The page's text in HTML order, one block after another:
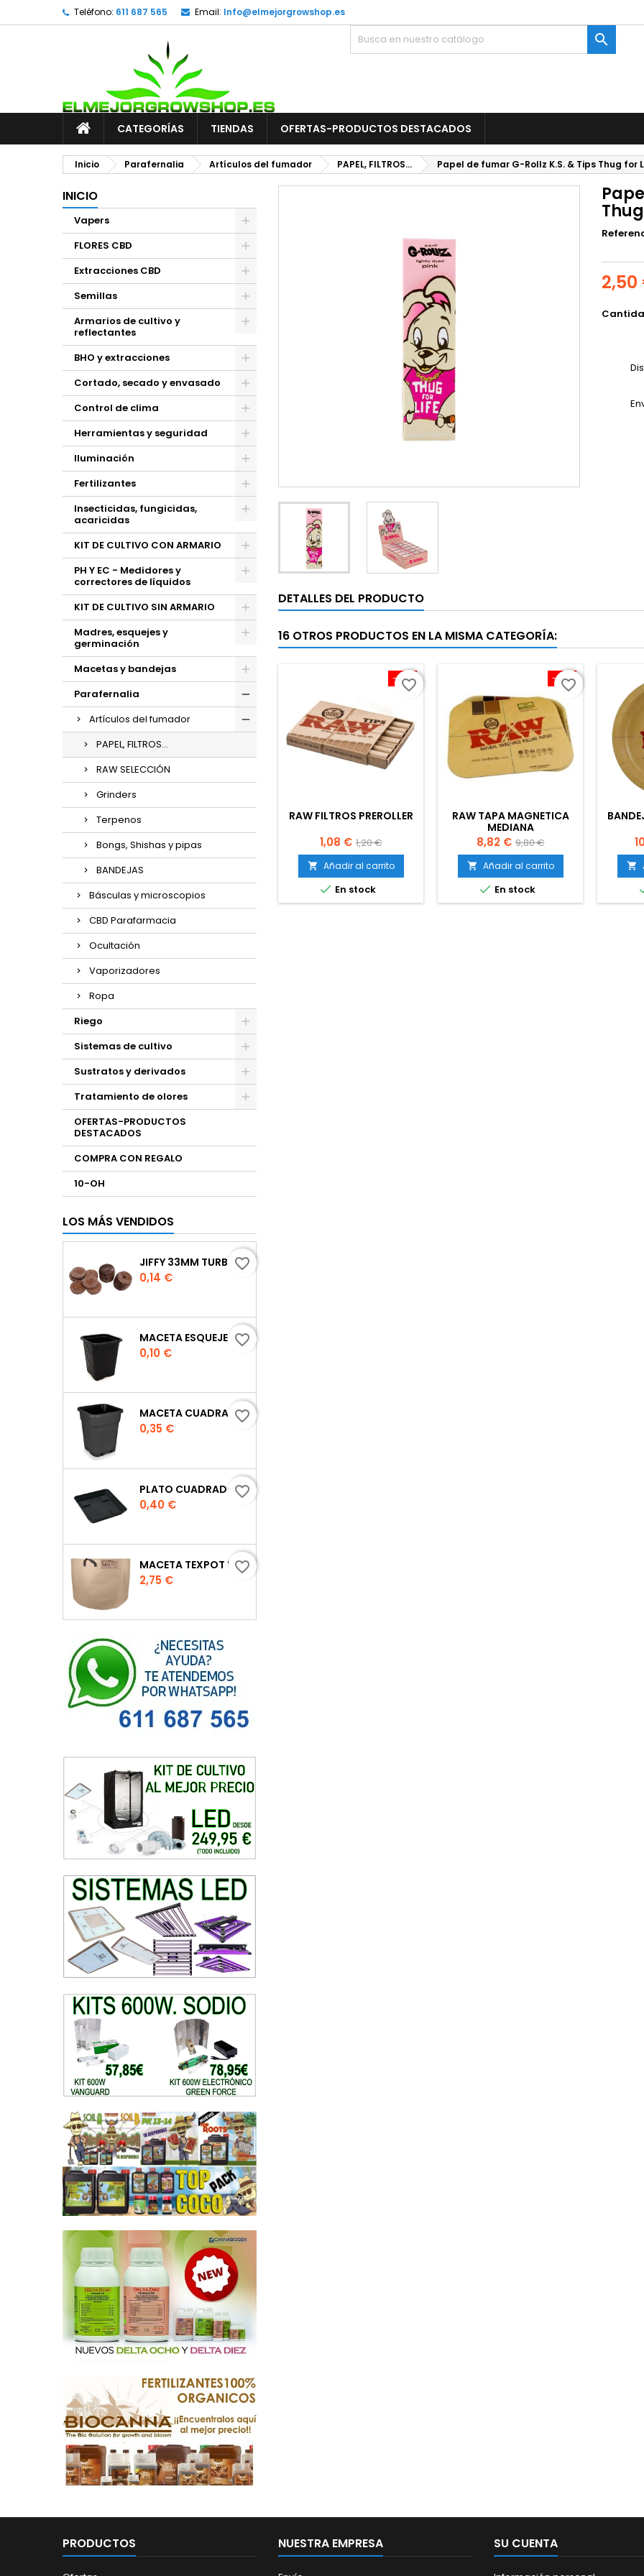
Teléfono: 611 687 565 Email: Info@elmejorgrowshop.es

CATEGORÍAS TIENDAS OFERTAS-PRODUCTOS DESTACADOS
Inicio Parafernalia Artículos del fumador PAPEL, FILTROS... Papel de fumar G-Rollz K.S. & Tips Thug for
INICIO
Vapers
FLORES CBD
Extracciones CBD
Semillas
Armarios de cultivo y
reflectantes
BHO y extracciones
Cortado, secado y envasado
Control de clima
Herramientas y seguridad
Iluminación
Fertilizantes
Insecticidas, fungicidas,
acaricidas
KIT DE CULTIVO CON ARMARIO
PH Y EC - Medidores y
correctores de líquidos
KIT DE CULTIVO SIN ARMARIO
Madres, esquejes y
germinación
Macetas y bandejas
Parafernalia
Artículos del fumador
PAPEL, FILTROS...
RAW SELECCIÓN
Grinders
Terpenos
Bongs, Shishas y pipas
BANDEJAS
Básculas y microscopios
CBD Parafarmacia
Ocultación
Vaporizadores
Ropa
Riego
Sistemas de cultivo
Sustratos y derivados
Tratamiento de olores
OFERTAS-PRODUCTOS
DESTACADOS
COMPRA CON REGALO
10-OH
LOS MÁS VENDIDOS
JIFFY 33MM TURBA
Precio
0,14 €
favorite_border
MACETA ESQUEJE 7X7X8 CM.
Precio
0,10 €
favorite_border
MACETA CUADRADA NEGRA
Precio
0,35 €
favorite_border
PLATO CUADRADO PARA MACETA
Precio
0,40 €
favorite_border
MACETA TEXPOT URBAN COLOR ARENA
Precio
2,75 €
favorite_border
2,50
DETALLES DEL PRODUCTO
16 OTROS PRODUCTOS EN LA MISMA CATEGORÍA:
-10%
RAW FILTROS PREROLLER
Precio
1,08 € Precio
base
1,20 €
 Añadir al carrito
 En stock
favorite_border -10%
RAW TAPA MAGNETICA
MEDIANA
Precio
8,82 € Precio
base
9,80 €
 Añadir al carrito
 En stock
favorite_border

PRODUCTOS NUESTRA EMPRESA SU CUENTA